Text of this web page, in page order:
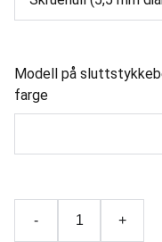
Modell på
farge
- +